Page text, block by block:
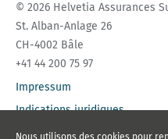
© 2026 Helvetia Assurances
St. Alban-Anlage 26
CH-4002 Bâle
+41 44 200 75 97
Impressum
Indications juridiques
Protection des données